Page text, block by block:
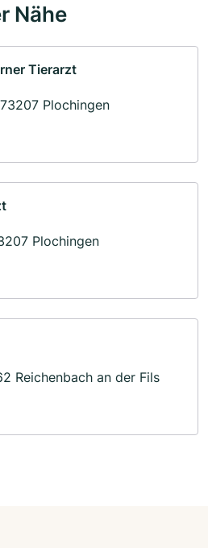
Nähe
Tierarzt
Plochingen
Plochingen
Reichenbach an der Fils